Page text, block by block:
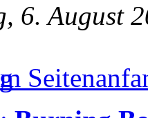
6. August